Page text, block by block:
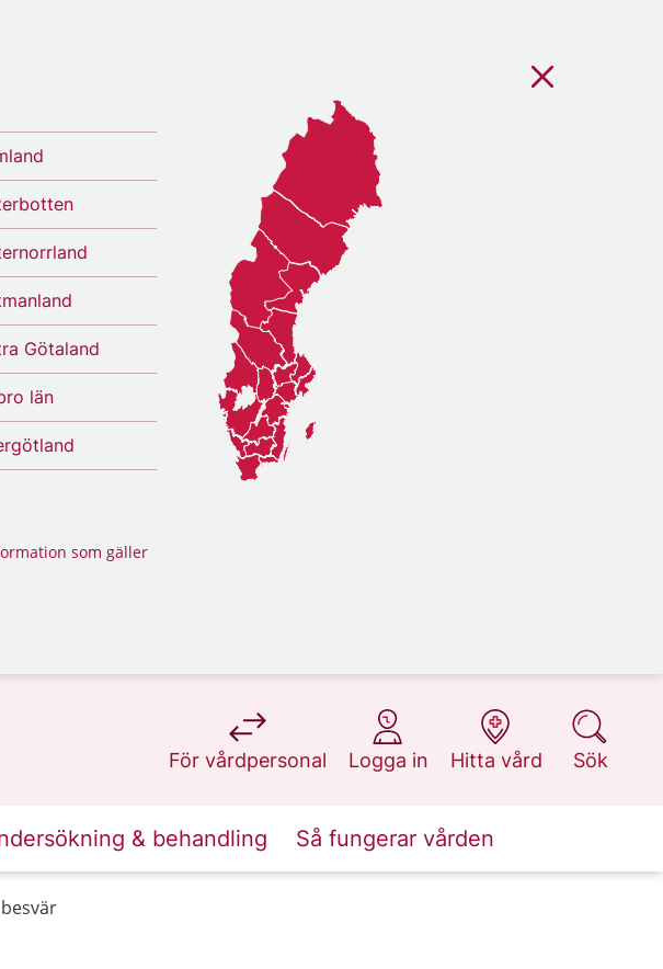
Götaland
län
som gäller
För vårdpersonal
på 1177.se
Logga in
på 1177.se
Hitta vård
på 1177.se
Sök
på 1177.se
& behandling Så fungerar vården